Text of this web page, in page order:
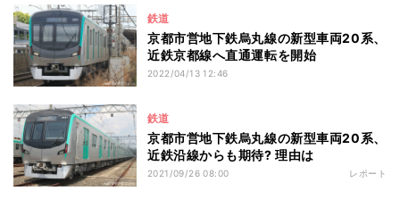
鉄道
京都市営地下鉄烏丸線の新型車両20系、
近鉄京都線へ直通運転を開始
2022/04/13 12:46
鉄道
京都市営地下鉄烏丸線の新型車両20系、
近鉄沿線からも期待? 理由は
2021/09/26 08:00 レポート